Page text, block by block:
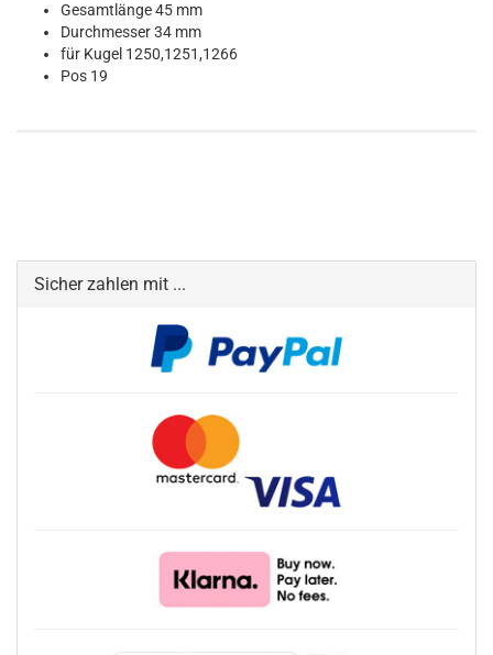
Gesamtlänge 45 mm
Durchmesser 34 mm
für Kugel 1250,1251,1266
Pos 19
Sicher zahlen mit ...